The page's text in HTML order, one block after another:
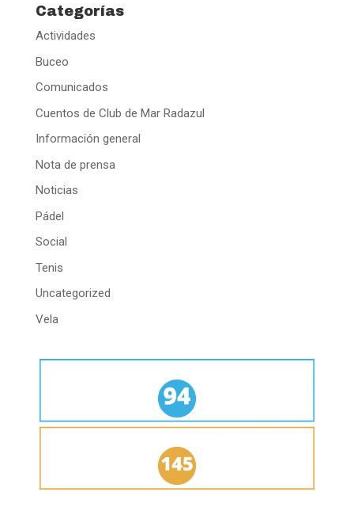
Categorías
Actividades
Buceo
Comunicados
Cuentos de Club de Mar Radazul
Información general
Nota de prensa
Noticias
Pádel
Social
Tenis
Uncategorized
Vela